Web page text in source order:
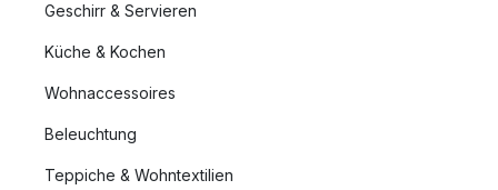
Geschirr & Servieren
Küche & Kochen
Wohnaccessoires
Beleuchtung
Teppiche & Wohntextilien